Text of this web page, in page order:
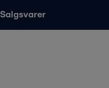
Salgsvarer